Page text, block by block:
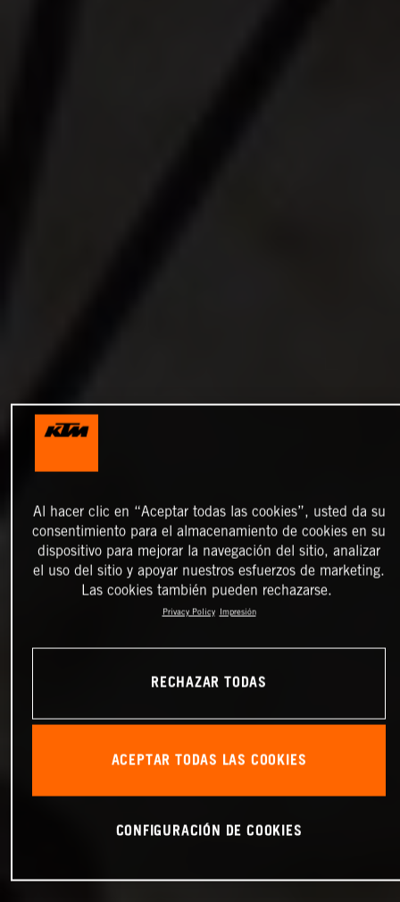
Al hacer clic en “Aceptar todas las cookies”, usted da su
consentimiento para el almacenamiento de cookies en su
dispositivo para mejorar la navegación del sitio, analizar
el uso del sitio y apoyar nuestros esfuerzos de marketing.
Las cookies también pueden rechazarse.
Privacy Policy Impresión
RECHAZAR TODAS
ACEPTAR TODAS LAS COOKIES
CONFIGURACIÓN DE COOKIES